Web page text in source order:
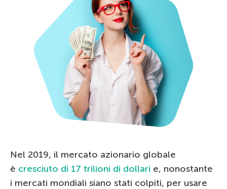
Nel 2019, il mercato azionario globale
è cresciuto di 17 trilioni di dollari e, nonostante
i mercati mondiali siano stati colpiti, per usare